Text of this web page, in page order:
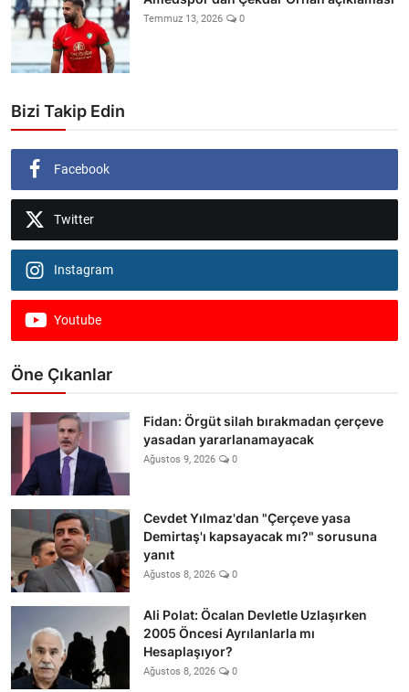
Temmuz 13, 2026 0
Bizi Takip Edin
Facebook
Twitter
Instagram
Youtube
Öne Çıkanlar
Fidan: Örgüt silah bırakmadan çerçeve
yasadan yararlanamayacak
Ağustos 9, 2026 0
Cevdet Yılmaz'dan "Çerçeve yasa
Demirtaş'ı kapsayacak mı?" sorusuna
yanıt
Ağustos 8, 2026 0
Ali Polat: Öcalan Devletle Uzlaşırken
2005 Öncesi Ayrılanlarla mı
Hesaplaşıyor?
Ağustos 8, 2026 0